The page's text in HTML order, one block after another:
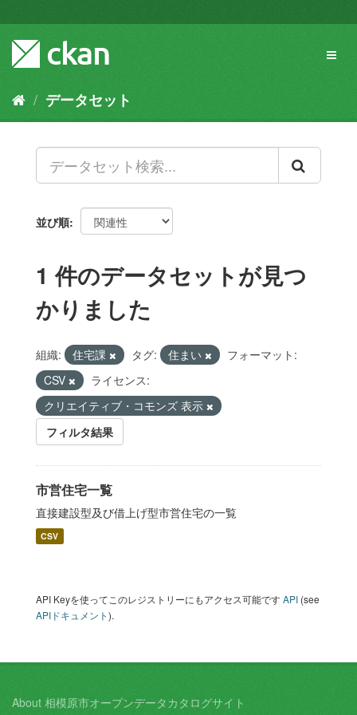
キ
容
データセット
並び順
1 件のデータセットが見つ
かりました
組織: 住宅課 タグ: 住まい
フォーマット:
CSV
ライセンス:
クリエイティブ・コモンズ 表示
フィルタ結果
市営住宅一覧
直接建設型及び借上げ型市営住宅の一覧
CSV
API Keyを使ってこのレジストリーにもアクセス可能ですAPI (see
APIドキュメント).
About 相模原市オープンデータカタログサイト